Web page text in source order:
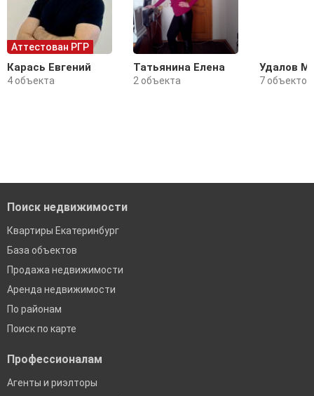
Аттестован РГР
Карась Евгений
4 объекта
Татьянина Елена
2 объекта
Удалов
7 объектов
Поиск недвижимости
Квартиры Екатеринбург
База объектов
Продажа недвижимости
Аренда недвижимости
По районам
Поиск по карте
Профессионалам
Агенты и риэлторы